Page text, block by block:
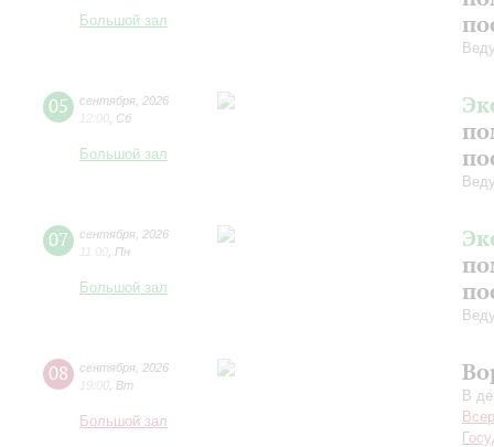
Большой зал
05 сентября 2026
12:00 Сб
Большой зал
07 сентября 2026
11:00 Пн
Большой зал
08 сентября 2026
19:00 Вт
Большой зал
В